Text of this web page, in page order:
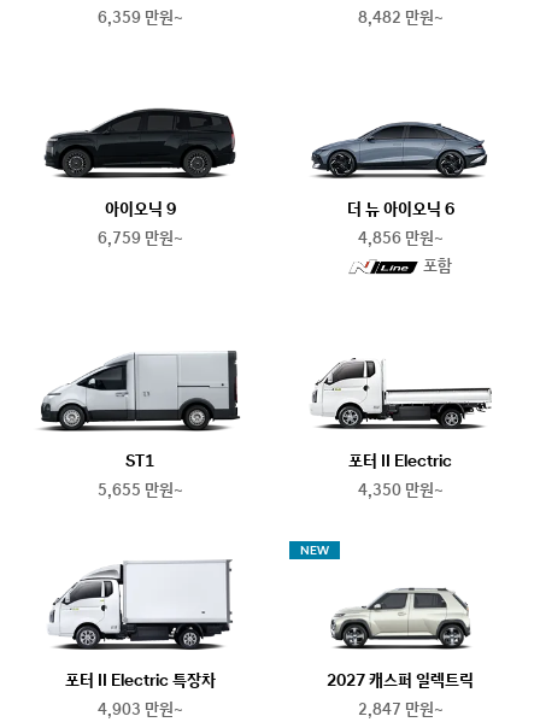
6,359 만원~
8,482 만원~
아이오닉 9
6,759 만원~
더 뉴 아이오닉 6
4,856 만원~
N
포함
ST1
5,655 만원~
포터 II Electric
4,350 만원~
포터 II Electric 특장차
4,903 만원~
NEW
2027 캐스퍼 일렉트릭
2,847 만원~